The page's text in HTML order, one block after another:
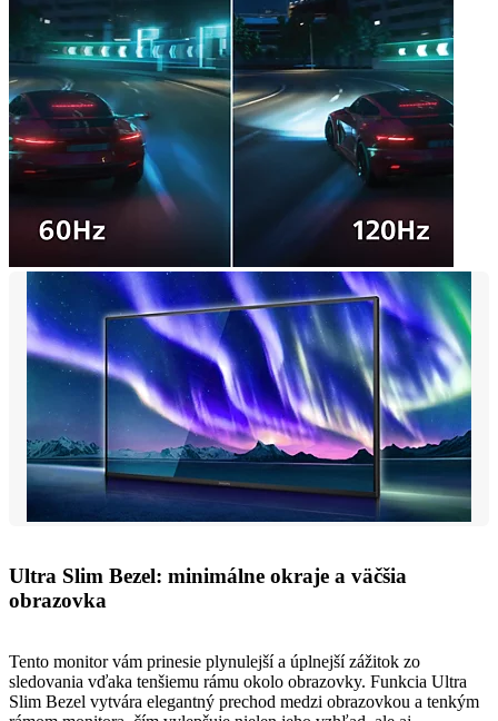
Ultra Slim Bezel: minimálne okraje a väčšia
obrazovka
Tento monitor vám prinesie plynulejší a úplnejší zážitok zo
sledovania vďaka tenšiemu rámu okolo obrazovky. Funkcia Ultra
Slim Bezel vytvára elegantný prechod medzi obrazovkou a tenkým